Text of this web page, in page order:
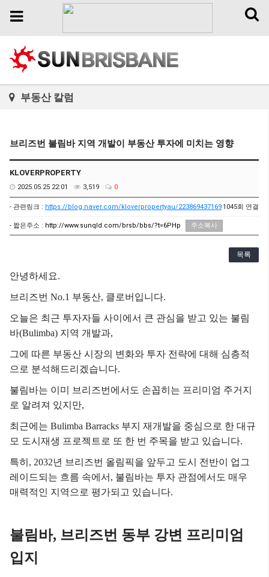
Toggle
Toggle
부동산 칼럼
브리즈번 불림바 지역 개발이 부동산 투자에 미치는 영향
KLOVERPROPERTY
2025.05.25 22:01 3,519 0
- 관련링크 : https://blog.naver.com/kloverpropertyau/223869437169 1045회 연결
- 짧은주소 : http://www.sunqld.com/brsb/bbs/?t=6PHp 주소복사
목록
안녕하세요.
브리즈번 No.1 부동산, 클로버입니다.
오늘은 최근 투자자들 사이에서 큰 관심을 받고 있는 불림
바(Bulimba) 지역 개발과,
그에 따른 부동산 시장의 변화와 투자 전략에 대해 심층적
으로 분석해드리겠습니다.
불림바는 이미 브리즈번에서도 손꼽히는 프리미엄 주거지
로 알려져 있지만,
최근에는 Bulimba Barracks 부지 재개발을 중심으로 한 대규
모 도시재생 프로젝트로 또 한 번 주목을 받고 있습니다.
특히, 2032년 브리즈번 올림픽을 앞두고 도시 전반이 업그
레이드되는 흐름 속에서, 불림바는 투자 관점에서도 매우
매력적인 지역으로 평가되고 있습니다.
불림바, 브리즈번 동부 강변 프리미엄
입지